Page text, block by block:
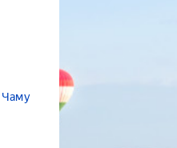
Чаму